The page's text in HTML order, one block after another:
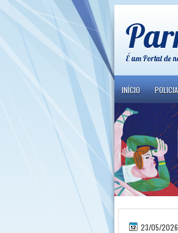
É um Portal de
INÍCIO
23/05/2026